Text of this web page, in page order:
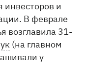
и
В феврале
возглавила 31-
(на главном
у